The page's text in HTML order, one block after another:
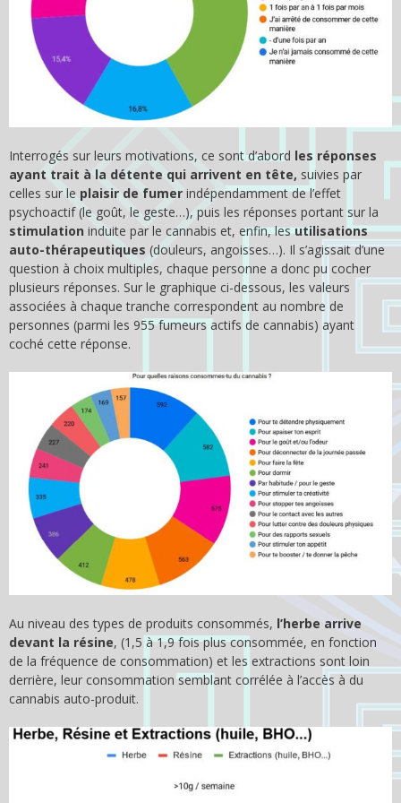
Interrogés sur leurs motivations, ce sont d’abord les réponses
ayant trait à la détente qui arrivent en tête, suivies par
celles sur le plaisir de fumer indépendamment de l’effet
psychoactif (le goût, le geste…), puis les réponses portant sur la
stimulation induite par le cannabis et, enfin, lesutilisations
auto-thérapeutiques (douleurs, angoisses…). Il s’agissait d’une
question à choix multiples, chaque personne a donc pu cocher
plusieurs réponses. Sur le graphique ci-dessous, les valeurs
associées à chaque tranche correspondent au nombre de
personnes (parmi les 955 fumeurs actifs de cannabis) ayant
coché cette réponse.
Au niveau des types de produits consommés, l’herbe arrive
devant la résine, (1,5 à 1,9 fois plus consommée, en fonction
de la fréquence de consommation) et les extractions sont loin
derrière, leur consommation semblant corrélée à l’accès à du
cannabis auto-produit.